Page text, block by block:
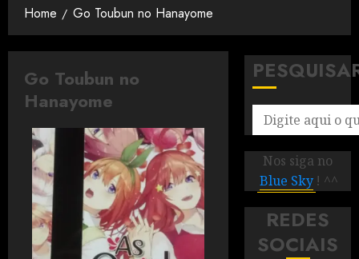
Home Go Toubun no Hanayome
Go Toubun no
Hanayome
Nos siga no
Blue Sky ! ^^
REDES
SOCIAIS